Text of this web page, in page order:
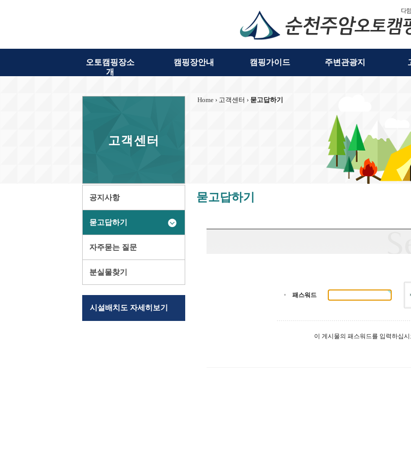
오토캠핑장소
개
캠핑장안내 캠핑가이드 주변관광지
Home › 고객센터 › 묻고답하기
고객센터
공지사항
묻고답하기
자주묻는 질문
분실물찾기
시설배치도 자세히보기
묻고답하기
패스워드
이 게시물의 패스워드를 입력하십시